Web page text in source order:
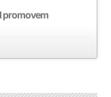
promovem